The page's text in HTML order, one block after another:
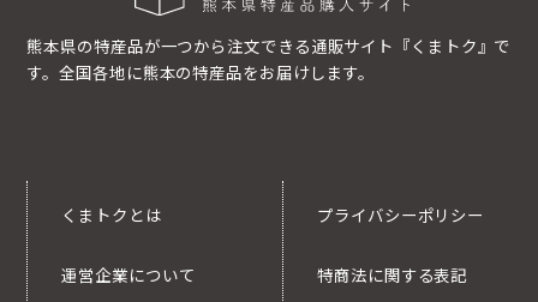
熊本県の特産品が一つから注文できる通販サイト『くまトク』で
す。全国各地に熊本の特産品をお届けします。
くまトクとは
運営企業について
プライバシーポリシー
特商法に関する表記